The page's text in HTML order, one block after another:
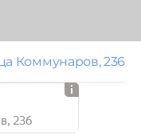
Коммунаров, 236
236